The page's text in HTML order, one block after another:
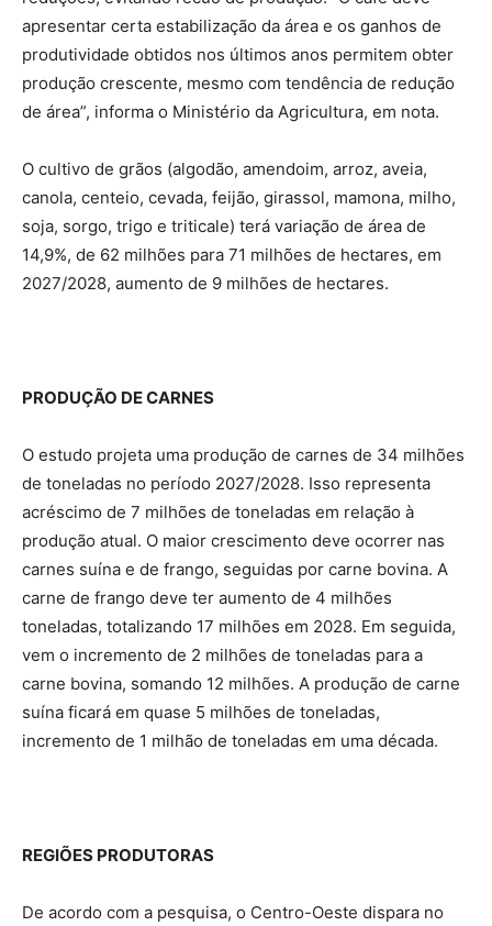
apresentar certa estabilização da área e os ganhos de
produtividade obtidos nos últimos anos permitem obter
produção crescente, mesmo com tendência de redução
de área”, informa o Ministério da Agricultura, em nota.
O cultivo de grãos (algodão, amendoim, arroz, aveia,
canola, centeio, cevada, feijão, girassol, mamona, milho,
soja, sorgo, trigo e triticale) terá variação de área de
14,9%, de 62 milhões para 71 milhões de hectares, em
2027/2028, aumento de 9 milhões de hectares.
PRODUÇÃO DE CARNES
O estudo projeta uma produção de carnes de 34 milhões
de toneladas no período 2027/2028. Isso representa
acréscimo de 7 milhões de toneladas em relação à
produção atual. O maior crescimento deve ocorrer nas
carnes suína e de frango, seguidas por carne bovina. A
carne de frango deve ter aumento de 4 milhões
toneladas, totalizando 17 milhões em 2028. Em seguida,
vem o incremento de 2 milhões de toneladas para a
carne bovina, somando 12 milhões. A produção de carne
suína ficará em quase 5 milhões de toneladas,
incremento de 1 milhão de toneladas em uma década.
REGIÕES PRODUTORAS
De acordo com a pesquisa, o Centro-Oeste dispara no